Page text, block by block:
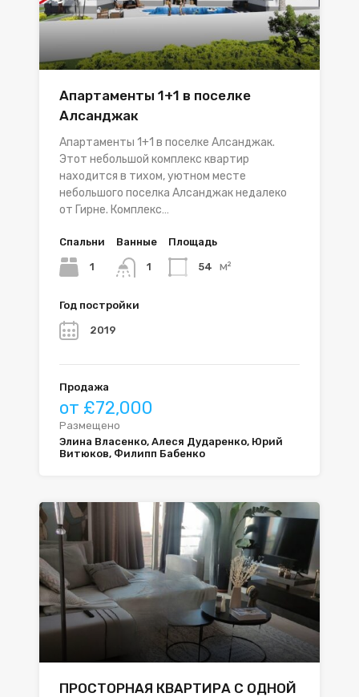
Апартаменты 1+1 в поселке
Алсанджак
Апартаменты 1+1 в поселке Алсанджак.
Этот небольшой комплекс квартир
находится в тихом, уютном месте
небольшого поселка Алсанджак недалеко
от Гирне. Комплекс…
Спальни
1
Ванные
1
Площадь
54 м²
Год постройки
2019
Продажа
от £72,000
Размещено
Элина Власенко, Алеся Дударенко, Юрий
Витюков, Филипп Бабенко
ПРОСТОРНАЯ КВАРТИРА С ОДНОЙ